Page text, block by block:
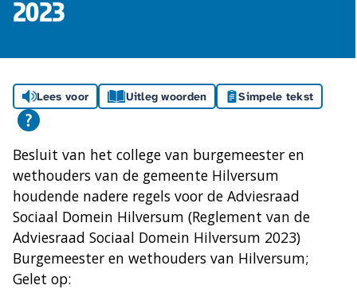
2023
Lees voor Uitleg woorden Simpele tekst
Besluit van het college van burgemeester en
wethouders van de gemeente Hilversum
houdende nadere regels voor de Adviesraad
Sociaal Domein Hilversum (Reglement van de
Adviesraad Sociaal Domein Hilversum 2023)
Burgemeester en wethouders van Hilversum;
Gelet op: